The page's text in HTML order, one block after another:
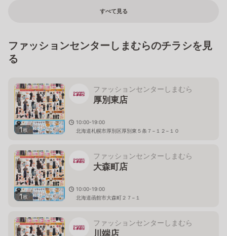
すべて見る
ファッションセンターしまむらのチラシを見
る
1枚
ファッションセンターしまむら
厚別東店
10:00-19:00
北海道札幌市厚別区厚別東５条７−１２−１０
1枚
ファッションセンターしまむら
大森町店
10:00-19:00
北海道函館市大森町２７−１
ファッションセンターしまむら
川端店